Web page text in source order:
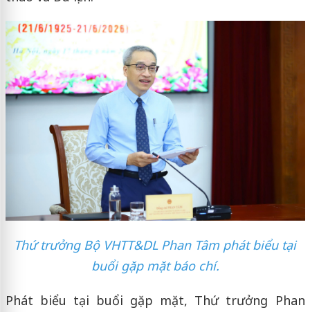
Thứ trưởng Bộ VHTT&DL Phan Tâm phát biểu tại
buổi gặp mặt báo chí.
Phát biểu tại buổi gặp mặt, Thứ trưởng Phan